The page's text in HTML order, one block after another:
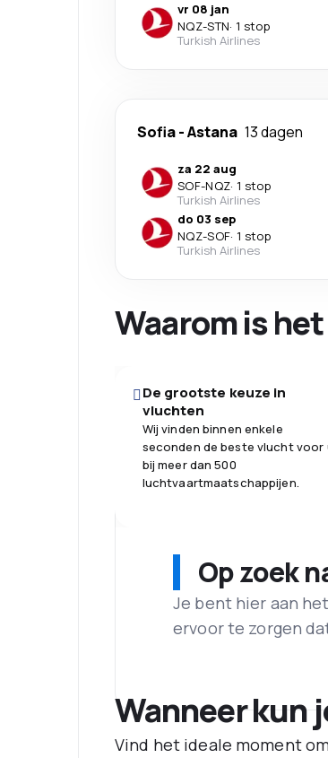
vr 08 jan
NQZ-STN· 1 stop
Turkish Airlines
Sofia-Astana 13 dagen
za 22 aug
SOF-NQZ· 1 stop
Turkish Airlines
do 03 sep
NQZ-SOF· 1 stop
Turkish Airlines
Waarom is
De grootste keuze in
vluchten
Wij vinden binnen enkele
seconden de beste vlucht voor
bij meer dan 500
luchtvaartmaatschappijen.
Op zoek
Je bent hier aan
ervoor te zorgen
Wanneer kun
Vind het ideale moment